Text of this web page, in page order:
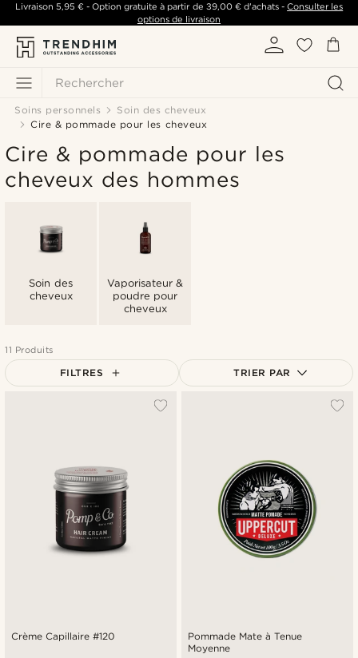
Rechercher
Livraison 5,95 €- Option gratuite à partir de 39,00 €d'achats -Consulter les
options de livraison
Soins personnels
Soin des cheveux
Cire & pommade pour les cheveux
Cire & pommade pour les
cheveux des hommes
Soin des
cheveux
Vaporisateur &
poudre pour
cheveux
11 Produits
FILTRES TRIER PAR
Prix décroissant
Crème Capillaire #120
Pommade Mate à Tenue
Moyenne